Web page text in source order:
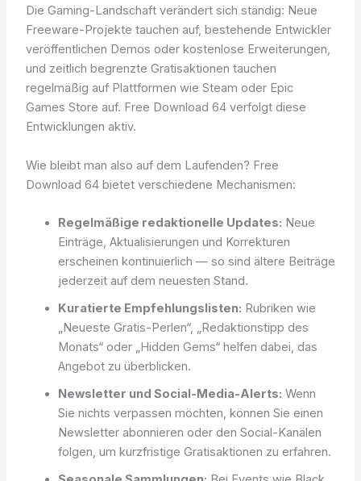
Die Gaming-Landschaft verändert sich ständig: Neue
Freeware-Projekte tauchen auf, bestehende Entwickler
veröffentlichen Demos oder kostenlose Erweiterungen,
und zeitlich begrenzte Gratisaktionen tauchen
regelmäßig auf Plattformen wie Steam oder Epic
Games Store auf. Free Download 64 verfolgt diese
Entwicklungen aktiv.
Wie bleibt man also auf dem Laufenden? Free
Download 64 bietet verschiedene Mechanismen:
Regelmäßige redaktionelle Updates: Neue
Einträge, Aktualisierungen und Korrekturen
erscheinen kontinuierlich — so sind ältere Beiträge
jederzeit auf dem neuesten Stand.
Kuratierte Empfehlungslisten: Rubriken wie
„Neueste Gratis-Perlen“, „Redaktionstipp des
Monats“ oder „Hidden Gems“ helfen dabei, das
Angebot zu überblicken.
Newsletter und Social-Media-Alerts: Wenn
Sie nichts verpassen möchten, können Sie einen
Newsletter abonnieren oder den Social-Kanälen
folgen, um kurzfristige Gratisaktionen zu erfahren.